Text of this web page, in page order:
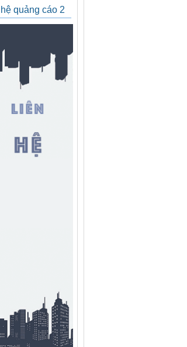
quảng cáo 2